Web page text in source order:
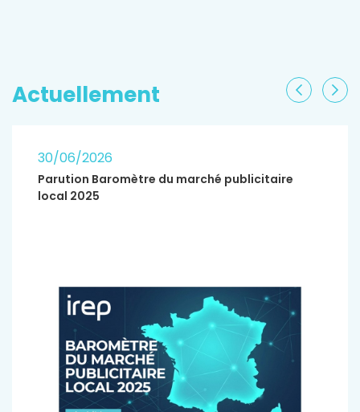
Actuellement
30/06/2026
Parution Baromètre du marché publicitaire
local 2025